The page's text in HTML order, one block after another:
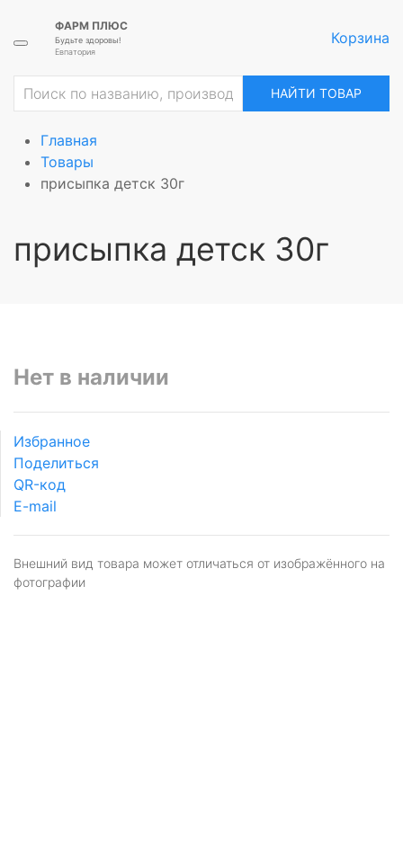
ФАРМ ПЛЮС
Будьте здоровы!
Евпатория
Корзина
НАЙТИ ТОВАР
Главная
Товары
присыпка детск 30г
присыпка детск 30г
Нет в наличии
Избранное
Поделиться
QR-код
E-mail
Внешний вид товара может отличаться от изображённого на
фотографии